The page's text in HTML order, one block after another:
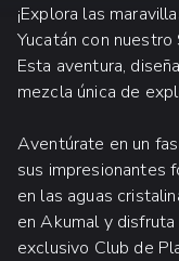
¡Explora las
Yucatán con
Esta aventura,
mezcla única de
Aventúrate en un
sus impresionantes
en las aguas
en Akumal y
exclusivo Club de